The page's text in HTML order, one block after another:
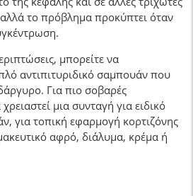
το πρόβλημα προκύπτει όταν
μπορείτε να
αντιπιτυριδικό σαμπουάν που
Για πιο σοβαρές
μια συνταγή για ειδικό
για τοπική εφαρμογή κορτιζόνης
αφρό, διάλυμα, κρέμα ή